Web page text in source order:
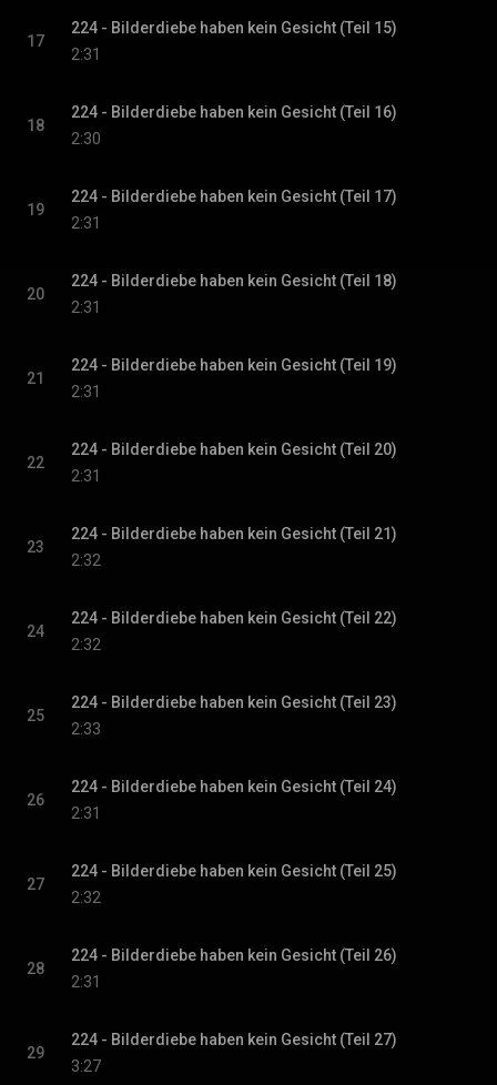
17
224 - Bilderdiebe haben kein Gesicht (Teil 15)
2:31
18
224 - Bilderdiebe haben kein Gesicht (Teil 16)
2:30
19
224 - Bilderdiebe haben kein Gesicht (Teil 17)
2:31
20
224 - Bilderdiebe haben kein Gesicht (Teil 18)
2:31
21
224 - Bilderdiebe haben kein Gesicht (Teil 19)
2:31
22
224 - Bilderdiebe haben kein Gesicht (Teil 20)
2:31
23
224 - Bilderdiebe haben kein Gesicht (Teil 21)
2:32
24
224 - Bilderdiebe haben kein Gesicht (Teil 22)
2:32
25
224 - Bilderdiebe haben kein Gesicht (Teil 23)
2:33
26
224 - Bilderdiebe haben kein Gesicht (Teil 24)
2:31
27
224 - Bilderdiebe haben kein Gesicht (Teil 25)
2:32
28
224 - Bilderdiebe haben kein Gesicht (Teil 26)
2:31
29
224 - Bilderdiebe haben kein Gesicht (Teil 27)
3:27